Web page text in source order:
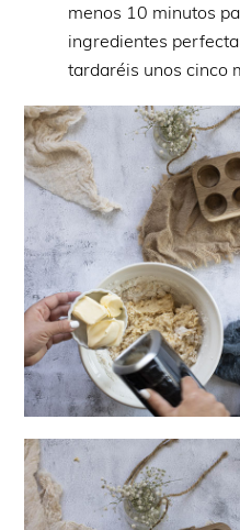
menos 10 minutos
ingredientes
tardaréis unos cinco